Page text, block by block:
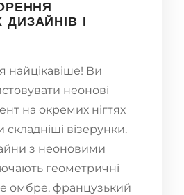
І
найцікавіше! Ви
неонові
на окремих нігтях
візерунки.
з неоновими
геометричні
омбре, французький